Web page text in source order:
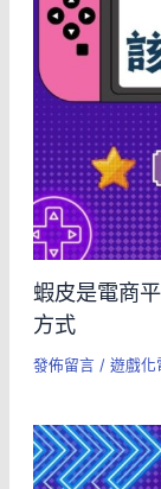
蝦皮是電商
方式
發佈留言 / 遊戲化